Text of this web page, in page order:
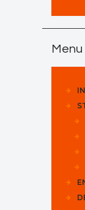
Menu